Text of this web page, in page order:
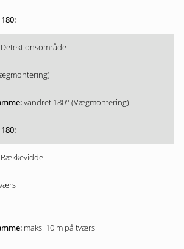
Detektionsområde
vandret 180° (Vægmontering)
Rækkevidde
maks. 10 m på tværs